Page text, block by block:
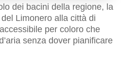
dei bacini della regione, la
Limonero alla città di
per coloro che
senza dover pianificare